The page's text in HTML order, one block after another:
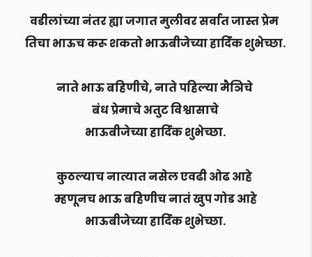
वडीलांच्या नंतर ह्या जगात मुलीवर सर्वात जास्त प्रेम
तिचा भाऊच करू शकतो भाऊबीजेच्या हार्दिक शुभेच्छा.
नाते भाऊ बहिणीचे, नाते पहिल्या मैञिचे
बंध प्रेमाचे अतुट विश्वासाचे
भाऊबीजेच्या हार्दिक शुभेच्छा.
कुठल्याच नात्यात नसेल एवढी ओढ आहे
म्हणूनच भाऊ बहिणीच नातं खुप गोड आहे
भाऊबीजेच्या हार्दिक शुभेच्छा.